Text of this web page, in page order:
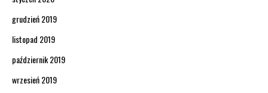
grudzień 2019
listopad 2019
październik 2019
wrzesień 2019